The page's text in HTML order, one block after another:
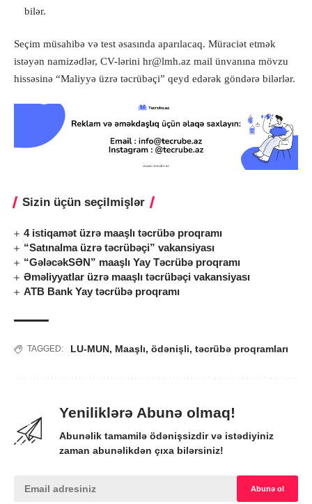
bilər.
Seçim müsahibə və test əsasında aparılacaq. Müraciət etmək
istəyən namizədlər, CV-lərini hr@lmh.az mail ünvanına mövzu
hissəsinə “Maliyyə üzrə təcrübəçi” qeyd edərək göndərə bilərlər.
Sizin üçün seçilmişlər
4 istiqamət üzrə maaşlı təcrübə proqramı
“Satınalma üzrə təcrübəçi” vakansiyası
“GələcəkSƏN” maaşlı Yay Təcrübə proqramı
Əməliyyatlar üzrə maaşlı təcrübəçi vakansiyası
ATB Bank Yay təcrübə proqramı
TAGGED: LU-MUN, Maaşlı, ödənişli, təcrübə proqramları
Yeniliklərə Abunə olmaq!
Abunəlik tamamilə ödənişsizdir və istədiyiniz
zaman abunəlikdən çıxa bilərsiniz!